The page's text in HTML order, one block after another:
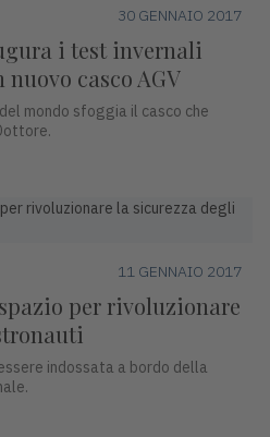
30 GENNAIO 2017
i test invernali
casco AGV
mondo sfoggia il casco che
11 GENNAIO 2017
per rivoluzionare
indossata a bordo della